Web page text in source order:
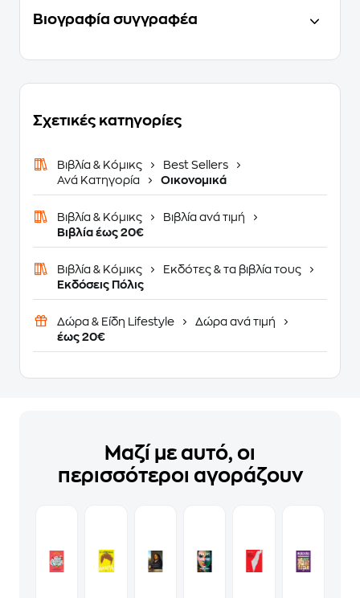
Βιογραφία συγγραφέα
Σχετικές κατηγορίες
Βιβλία & Κόμικς
Best Sellers
Ανά Κατηγορία
Οικονομικά
Βιβλία & Κόμικς
Βιβλία ανά τιμή
Βιβλία έως 20€
Βιβλία & Κόμικς
Εκδότες & τα βιβλία τους
Εκδόσεις Πόλις
Δώρα & Είδη Lifestyle
Δώρα ανά τιμή
έως 20€
Μαζί με αυτό, οι
περισσότεροι αγοράζουν